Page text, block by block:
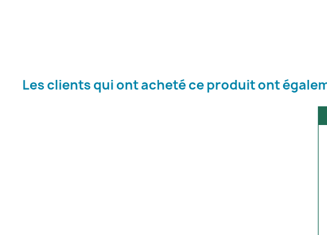
Les clients qui ont acheté ce produit ont